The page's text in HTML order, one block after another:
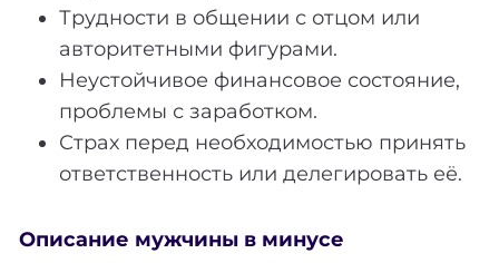
Трудности в общении с отцом или
авторитетными фигурами.
Неустойчивое финансовое состояние,
проблемы с заработком.
Страх перед необходимостью принять
ответственность или делегировать её.
Описание мужчины в минусе